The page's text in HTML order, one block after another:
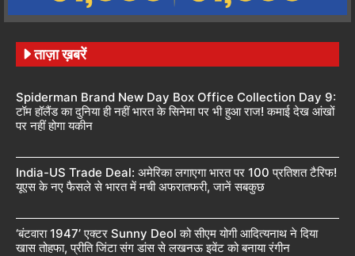
ताज़ा ख़बरें
Spiderman Brand New Day Box Office Collection Day 9:
टॉम हॉलैंड का दुनिया ही नहीं भारत के सिनेमा पर भी हुआ राज! कमाई देख आंखों
पर नहीं होगा यकीन
India-US Trade Deal: अमेरिका लगाएगा भारत पर 100 प्रतिशत टैरिफ!
यूएस के नए फैसले से भारत में मची अफरातफरी, जानें सबकुछ
‘बंटवारा 1947’ एक्टर Sunny Deol को सीएम योगी आदित्यनाथ ने दिया
खास तोहफा, प्रीति जिंटा संग डांस से लखनऊ इवेंट को बनाया रंगीन